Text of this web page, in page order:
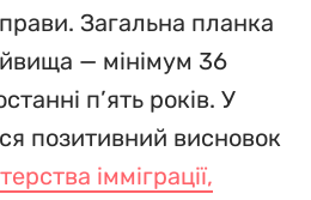
Загальна планка
— мінімум 36
п’ять років. У
позитивний висновок
імміграції,